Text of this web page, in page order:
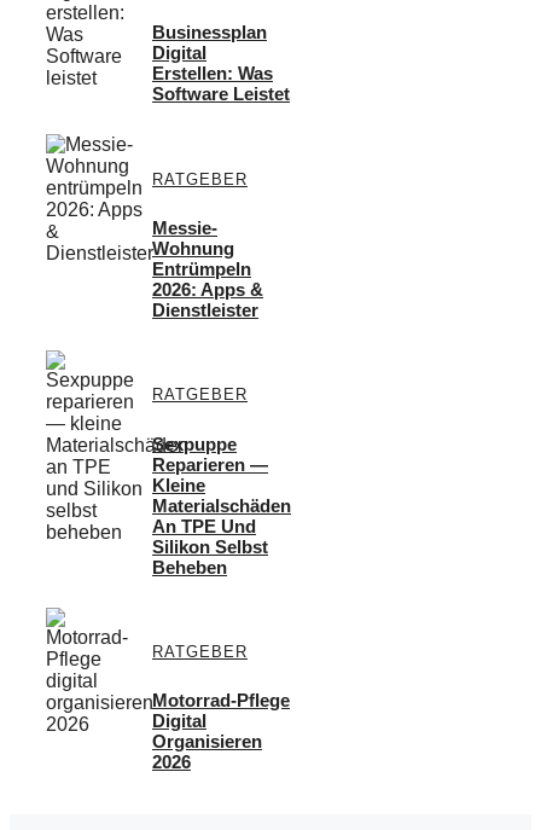
Businessplan
Digital
Erstellen: Was
Software Leistet
RATGEBER
Messie-
Wohnung
Entrümpeln
2026: Apps &
Dienstleister
RATGEBER
Sexpuppe
Reparieren —
Kleine
Materialschäden
An TPE Und
Silikon Selbst
Beheben
RATGEBER
Motorrad-Pflege
Digital
Organisieren
2026